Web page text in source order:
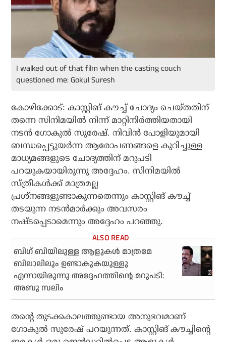
I walked out of that film when the casting couch
questioned me: Gokul Suresh
കോഴിക്കോട്: കാസ്റ്റിങ് കൗച്ച് ചോദ്യം ചെയ്തതിന്
തന്നെ സിനിമയില്‍ നിന്ന് മാറ്റിനിര്‍ത്തിയതായി
നടന്‍ ഗോകുല്‍ സുരേഷ്. നിവിന്‍ പോളിയുമായി
ബന്ധപ്പെട്ടുയര്‍ന്ന ആരോപണങ്ങളെ കുറിച്ചുള്ള
മാധ്യമങ്ങളുടെ ചോദ്യത്തിന് മറുപടി
പറയുകയായിരുന്നു അദ്ദേഹം. സിനിമയില്‍
സ്ത്രീകള്‍ക്ക് മാത്രമല്ല
പ്രശ്‌നങ്ങളുണ്ടാകുന്നതെന്നും കാസ്റ്റിങ് കൗച്ച്
തടയുന്ന നടന്‍മാര്‍ക്കും അവസരം
നഷ്ടപ്പെടാമെന്നും അദ്ദേഹം പറഞ്ഞു.
ബിഗ് ബിയിലുള്ള ആളുകള്‍ മാത്രമേ
ബിലാലിലും ഉണ്ടാകുകയുള്ളു
എന്നായിരുന്നു അദ്ദേഹത്തിന്റെ മറുപടി:
അബു സലിം
തന്റെ തുടക്കകാലത്തുണ്ടായ അനുഭവമാണ്
ഗോകുല്‍ സുരേഷ് പറയുന്നത്. കാസ്റ്റിങ് കൗച്ചിന്റെ